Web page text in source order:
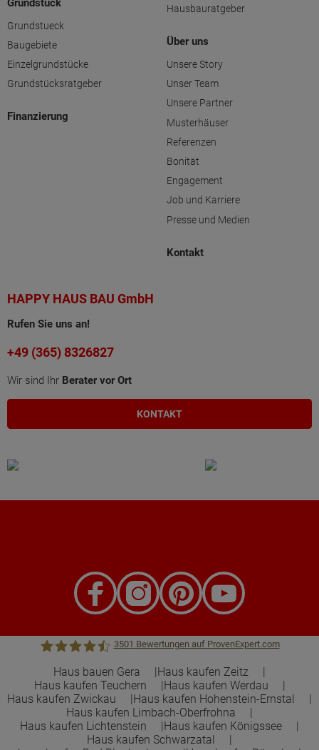
Grundstück
Grundstueck
Baugebiete
Einzelgrundstücke
Grundstücksratgeber
Finanzierung
Hausbauratgeber
Über uns
Unsere Story
Unser Team
Unsere Partner
Musterhäuser
Referenzen
Bonität
Engagement
Job und Karriere
Presse und Medien
Kontakt
HAPPY HAUS BAU GmbH
Rufen Sie uns an!
+49 (365) 8326827
Wir sind Ihr Berater vor Ort
KONTAKT
Town &Country Haus Lizenzgeber GmbH
3501 Bewertungen auf ProvenExpert.com
Haus bauen Gera
Haus kaufen Zeitz
Haus kaufen Teuchern
Haus kaufen Werdau
Haus kaufen Zwickau
Haus kaufen Hohenstein-Ernstal
Haus kaufen Limbach-Oberfrohna
Haus kaufen Lichtenstein
Haus kaufen Königssee
Haus kaufen Schwarzatal